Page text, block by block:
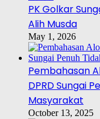
PK Golkar
Alih Musda
May 1, 2026
Pembahasan
DPRD Sungai
Masyarakat
October 13, 2025